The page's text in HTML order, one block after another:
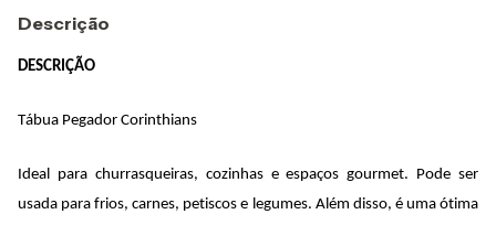
Descrição
DESCRIÇÃO
Tábua Pegador Corinthians
Ideal para churrasqueiras, cozinhas e espaços gourmet. Pode ser
usada para frios, carnes, petiscos e legumes. Além disso, é uma ótima